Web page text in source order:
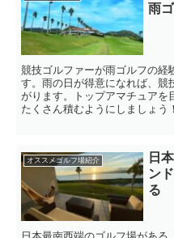
雨
競技ゴルファーが雨ゴルフの経
す。雨の日が得意になれば、競
がります。トップアマチュアを
たくさん積むようにしましょう！
オススメゴルフ場紹介
日
ン
る